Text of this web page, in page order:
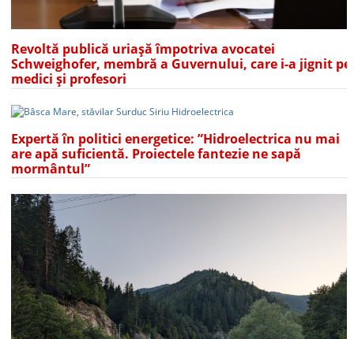
Revoltă publică uriașă împotriva avocatei
Schweighofer, membră a Guvernului, care i-a jignit pe
medici și profesori
Expertă în politici energetice: ”Hidroelectrica nu mai
are apă suficientă. Proiectele fantezie ne sapă
mormântul”